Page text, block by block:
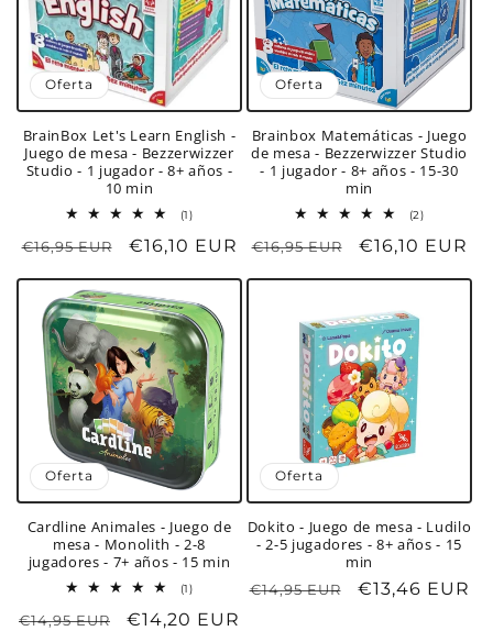
Oferta
BrainBox Let's Learn English -
Juego de mesa - Bezzerwizzer
Studio - 1 jugador - 8+ años -
10 min
(1)1
totales
Precio
€16,95 EUR
Precio
oferta
€16,10 EUR
Oferta
Brainbox Matemáticas - Juego
de mesa - Bezzerwizzer Studio
- 1 jugador - 8+ años - 15-30
min
(2)2
totales
Precio
€16,95 EUR
Precio
€16,10 EUR
Oferta
Cardline Animales - Juego de
mesa - Monolith - 2-8
jugadores - 7+ años - 15 min
(1)1
totales
Precio
€14,95 EUR
Precio
€14,20 EUR
Oferta
Dokito - Juego de mesa - Ludilo
- 2-5 jugadores - 8+ años - 15
min
Precio
€14,95 EUR
Precio
€13,46 EUR